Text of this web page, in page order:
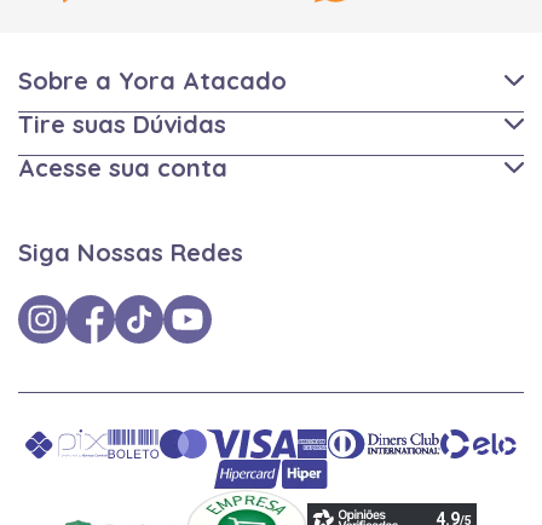
Sobre a Yora Atacado
Tire suas Dúvidas
Acesse sua conta
Siga Nossas Redes